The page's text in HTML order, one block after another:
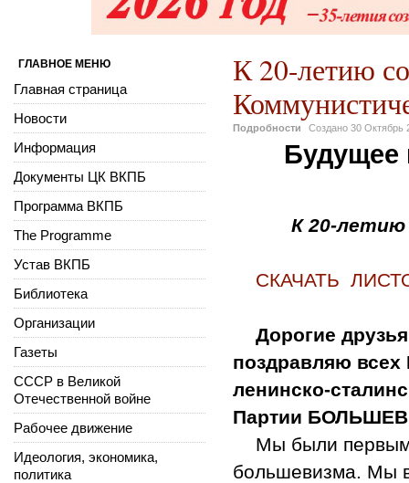
К 20-летию
Подробности Создано 30 Октябрь
К 20-летию
СКАЧАТЬ
Дорогие
поздравляю
ленинско-
Партии
Мы были
большевизма. Мы
ГЛАВНОЕ МЕНЮ
Главная страница
Новости
Информация
Документы ЦК ВКПБ
Программа ВКПБ
The Programme
Устав ВКПБ
Библиотека
Организации
Газеты
СССР в Великой
Отечественной войне
Рабочее движение
Идеология, экономика,
политика